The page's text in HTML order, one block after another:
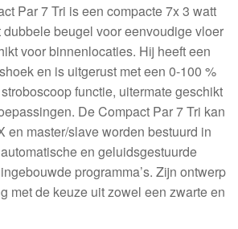
Par 7 Tri is een compacte 7x 3 watt
beugel voor eenvoudige vloer
voor binnenlocaties. Hij heeft een
en is uitgerust met een 0-100 %
functie, uitermate geschikt
De Compact Par 7 Tri kan
en master/slave worden bestuurd in
en geluidsgestuurde
programma’s. Zijn ontwerp
met de keuze uit zowel een zwarte en